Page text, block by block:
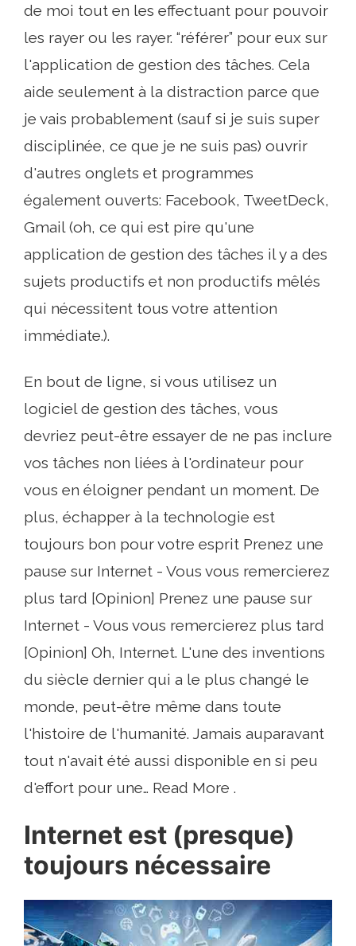
de moi tout en les effectuant pour pouvoir
les rayer ou les rayer. “référer” pour eux sur
l'application de gestion des tâches. Cela
aide seulement à la distraction parce que
je vais probablement (sauf si je suis super
disciplinée, ce que je ne suis pas) ouvrir
d'autres onglets et programmes
également ouverts: Facebook, TweetDeck,
Gmail (oh, ce qui est pire qu'une
application de gestion des tâches il y a des
sujets productifs et non productifs mêlés
qui nécessitent tous votre attention
immédiate.).
En bout de ligne, si vous utilisez un
logiciel de gestion des tâches, vous
devriez peut-être essayer de ne pas inclure
vos tâches non liées à l'ordinateur pour
vous en éloigner pendant un moment. De
plus, échapper à la technologie est
toujours bon pour votre esprit Prenez une
pause sur Internet - Vous vous remercierez
plus tard [Opinion] Prenez une pause sur
Internet - Vous vous remercierez plus tard
[Opinion] Oh, Internet. L'une des inventions
du siècle dernier qui a le plus changé le
monde, peut-être même dans toute
l'histoire de l'humanité. Jamais auparavant
tout n'avait été aussi disponible en si peu
d'effort pour une… Read More .
Internet est (presque)
toujours nécessaire